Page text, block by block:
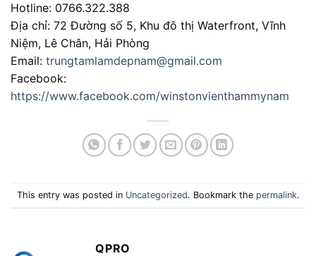
Hotline: 0766.322.388
Địa chỉ: 72 Đường số 5, Khu đô thị Waterfront, Vĩnh
Niệm, Lê Chân, Hải Phòng
Email: trungtamlamdepnam@gmail.com
Facebook:
https://www.facebook.com/winstonvienthammynam
This entry was posted in Uncategorized. Bookmark the permalink.
QPRO